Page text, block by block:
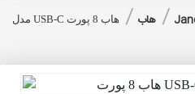
/ هاب /
هاب 8 پورت USB-C مدل